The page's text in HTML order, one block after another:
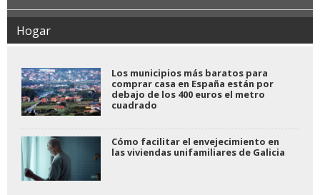
Hogar
Los municipios más baratos para
comprar casa en España están por
debajo de los 400 euros el metro
cuadrado
Cómo facilitar el envejecimiento en
las viviendas unifamiliares de Galicia